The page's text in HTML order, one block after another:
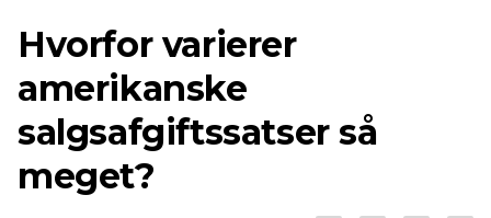
Hvorfor varierer
amerikanske
salgsafgiftssatser så
meget?